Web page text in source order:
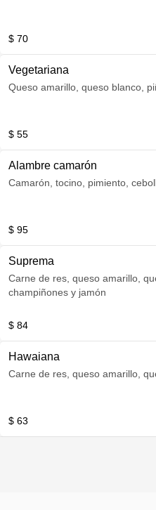
$ 70
Vegetariana
Queso amarillo, queso blanco,
$ 55
Alambre camarón
Camarón, tocino, pimiento,
$ 95
Suprema
Carne de res, queso amarillo,
champiñones y jamón
$ 84
Hawaiana
Carne de res, queso amarillo,
$ 63